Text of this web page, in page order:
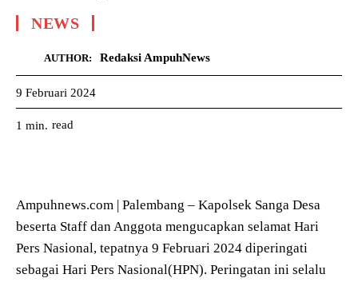
NEWS
AUTHOR: Redaksi AmpuhNews
9 Februari 2024
1 min. read
Ampuhnews.com | Palembang – Kapolsek Sanga Desa
beserta Staff dan Anggota mengucapkan selamat Hari
Pers Nasional, tepatnya 9 Februari 2024 diperingati
sebagai Hari Pers Nasional(HPN). Peringatan ini selalu